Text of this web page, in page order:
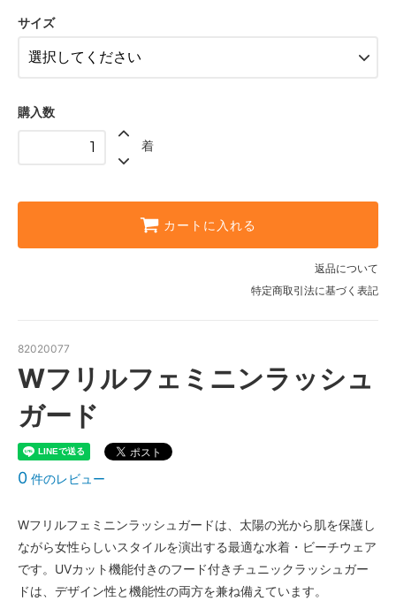
○ 在庫有り
G柄〈color__S-17__〉
H柄〈color__S-18__〉
× 売り切れ中
C柄〈color__S-13__〉
SOLD OUT
× 売り切れ中
D柄〈color__S-14__〉
SOLD OUT
サイズ
購入数
着
カートに入れる
返品について
特定商取引法に基づく表記
82020077
Wフリルフェミニンラッシュ
ガード
0 件のレビュー
Wフリルフェミニンラッシュガードは、太陽の光から肌を保護し
ながら女性らしいスタイルを演出する最適な水着・ビーチウェア
です。UVカット機能付きのフード付きチュニックラッシュガー
ドは、デザイン性と機能性の両方を兼ね備えています。